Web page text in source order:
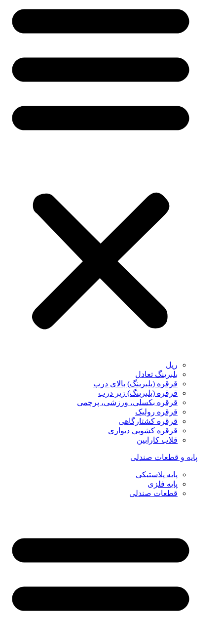
ریل
بلبرینگ تعادل
قرقره (بلبرینگ) بالای درب
قرقره (بلبرینگ) زیر درب
قرقره بکسلی، ورزشی، پرچمی
قرقره رولیک
قرقره کشتارگاهی
قرقره کشویی دیواری
قلاب کارابین
پایه و قطعات صندلی
پایه پلاستیکی
پایه فلزی
قطعات صندلی